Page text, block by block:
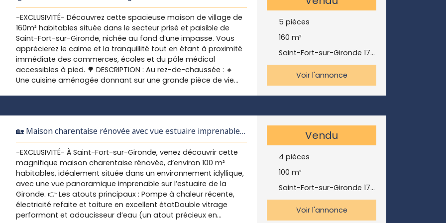
tabac/presse, restaurants, épicerie ou école élémentaire. Son
pôle médical est également un atout majeur avec ses 2
médecins généralistes, cardiologue etc À 1h de l'aéroport de
Bordeaux ou de La Rochelle, et environ 30 minutes de Royan et
Saintes.
globale de la maison (électricité, isolation, rafraîchissement
général). 🌼 Extérieur : Petit espace extérieur d’environ 20m²,
idéal pour un coin terrasse ou un jardinet facile à entretenir. 📌
Points forts de l’emplacement : À 25 minutes des plages de
Meschers-sur-Gironde,À 30 minutes de Royan et Saintes,À 1
heure de La Rochelle et Bordeaux. 💡 Un produit idéal pour un
premier achat avec travaux ou un investissement locatif avec
fort potentiel de rentabilité ! 📞 À visiter rapidement !
Gironde – Calme absolu, dépendances et terrain 🏠
-EXCLUSIVITÉ- Découvrez cette spacieuse maison de village de
160m² habitables située dans le secteur prisé et paisible de
Saint-Fort-sur-Gironde, nichée au fond d’une impasse. Vous
apprécierez le calme et la tranquillité tout en étant à proximité
immédiate des commerces, écoles et du pôle médical
accessibles à pied. 🌳 DESCRIPTION : Au rez-de-chaussée : 🔸
Une cuisine aménagée donnant sur une grande pièce de vie
électrique. À l’étage : 🔹 Un palier desservant deux chambres
supplémentaires. 🔹 Un coin bureau, parfait pour le télétravail
ou les devoirs. 🔹 Une salle d’eau. Dépendances : ✅ Un chai
attenant d’environ 40m². ✅ Une très belle dépendance de 90m²
avec son atelier de 20m², idéale pour un projet
d’aménagement, atelier d’artiste ou stockage. Terrain : 🌿 Le
tout sur un terrain de 3700m² d’un seul tenant, avec un beau
verger et un hangar ouvert d'environ 120m2, parfait pour un
grand jardin, un potager, ou même un espace pour vos
5 pièces
160 m²
Saint-Fort-sur-Gironde 17240
Voir l'annonce
🏡 Maison charentaise rénovée avec vue estuaire imprenable –
Exclusivité à Saint-Fort-sur-Gironde
-EXCLUSIVITÉ- À Saint-Fort-sur-Gironde, venez découvrir cette
magnifique maison charentaise rénovée, d’environ 100 m²
habitables, idéalement située dans un environnement idyllique,
avec une vue panoramique imprenable sur l’estuaire de la
Gironde. 👉 Les atouts principaux : Pompe à chaleur récente,
électricité refaite et toiture en excellent étatDouble vitrage
performant et adoucisseur d’eau (un atout précieux en
Vendu
4 pièces
100 m²
Saint-Fort-sur-Gironde 17240
Voir l'annonce